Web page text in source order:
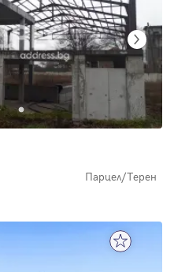
Парцел/Терен